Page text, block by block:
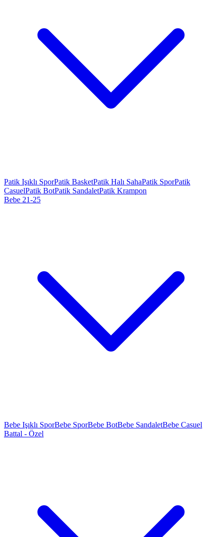
Patik Işıklı SporPatik BasketPatik Halı SahaPatik SporPatik
CasuelPatik BotPatik SandaletPatik Krampon
Bebe 21-25
Bebe Işıklı SporBebe SporBebe BotBebe SandaletBebe Casuel
Battal - Özel